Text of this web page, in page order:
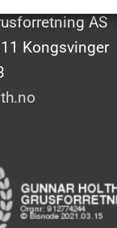
AS
Kongsvinger